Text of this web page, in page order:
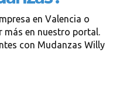
en Valencia o
más en nuestro portal.
con Mudanzas Willy